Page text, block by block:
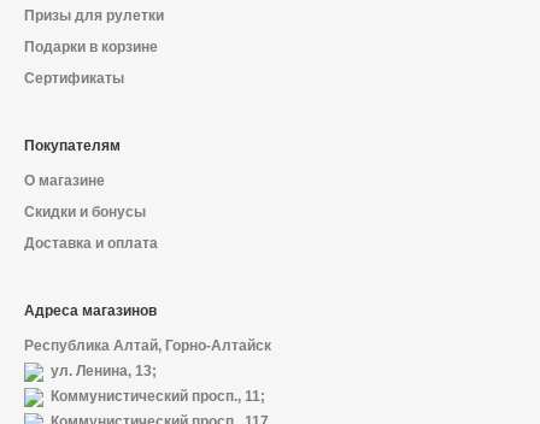
Призы для рулетки
Подарки в корзине
Сертификаты
Покупателям
О магазине
Скидки и бонусы
Доставка и оплата
Адреса магазинов
Республика Алтай, Горно-Алтайск
ул. Ленина, 13;
Коммунистический просп., 11;